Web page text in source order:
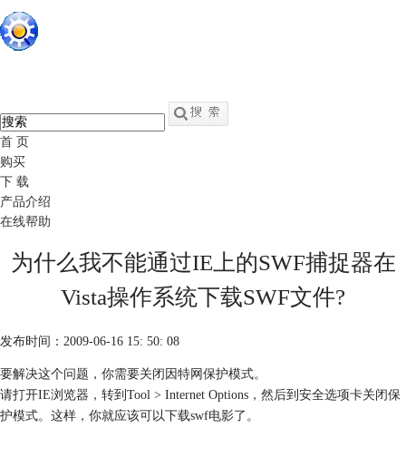
首 页
购买
下 载
产品介绍
在线帮助
为什么我不能通过IE上的SWF捕捉器在
Vista操作系统下载SWF文件?
发布时间：2009-06-16 15: 50: 08
要解决这个问题，你需要关闭因特网保护模式。
请打开IE浏览器，转到Tool > Internet Options，然后到安全选项卡关闭保
护模式。这样，你就应该可以下载swf电影了。